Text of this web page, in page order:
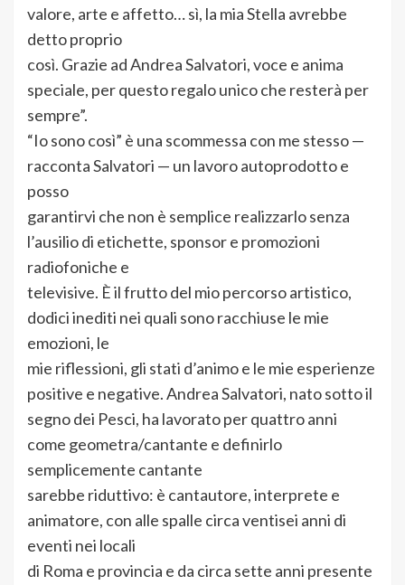
valore, arte e affetto… sì, la mia Stella avrebbe
detto proprio
così. Grazie ad Andrea Salvatori, voce e anima
speciale, per questo regalo unico che resterà per
sempre”.
“Io sono così” è una scommessa con me stesso —
racconta Salvatori — un lavoro autoprodotto e
posso
garantirvi che non è semplice realizzarlo senza
l’ausilio di etichette, sponsor e promozioni
radiofoniche e
televisive. È il frutto del mio percorso artistico,
dodici inediti nei quali sono racchiuse le mie
emozioni, le
mie riflessioni, gli stati d’animo e le mie esperienze
positive e negative. Andrea Salvatori, nato sotto il
segno dei Pesci, ha lavorato per quattro anni
come geometra/cantante e definirlo
semplicemente cantante
sarebbe riduttivo: è cantautore, interprete e
animatore, con alle spalle circa ventisei anni di
eventi nei locali
di Roma e provincia e da circa sette anni presente